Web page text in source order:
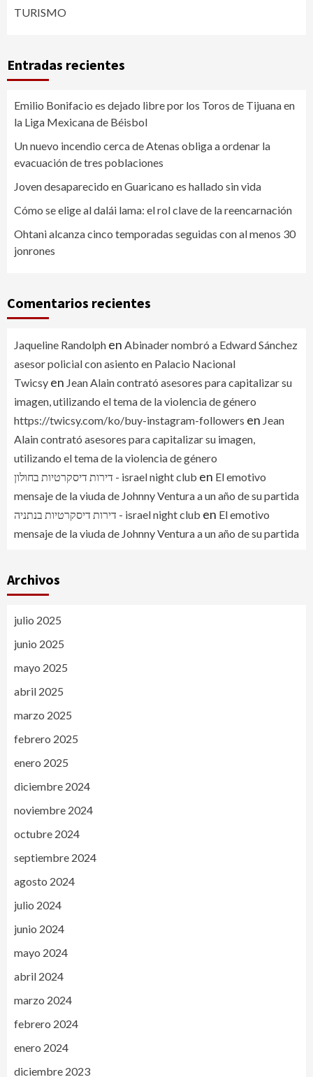
TURISMO
Entradas recientes
Emilio Bonifacio es dejado libre por los Toros de Tijuana en
la Liga Mexicana de Béisbol
Un nuevo incendio cerca de Atenas obliga a ordenar la
evacuación de tres poblaciones
Joven desaparecido en Guaricano es hallado sin vida
Cómo se elige al dalái lama: el rol clave de la reencarnación
Ohtani alcanza cinco temporadas seguidas con al menos 30
jonrones
Comentarios recientes
Jaqueline Randolph en Abinader nombró a Edward Sánchez
asesor policial con asiento en Palacio Nacional
Twicsy en Jean Alain contrató asesores para capitalizar su
imagen, utilizando el tema de la violencia de género
https://twicsy.com/ko/buy-instagram-followers en Jean
Alain contrató asesores para capitalizar su imagen,
utilizando el tema de la violencia de género
דירות דיסקרטיות בחולון - israel night club en El emotivo
mensaje de la viuda de Johnny Ventura a un año de su partida
דירות דיסקרטיות בנתניה - israel night club en El emotivo
mensaje de la viuda de Johnny Ventura a un año de su partida
Archivos
julio 2025
junio 2025
mayo 2025
abril 2025
marzo 2025
febrero 2025
enero 2025
diciembre 2024
noviembre 2024
octubre 2024
septiembre 2024
agosto 2024
julio 2024
junio 2024
mayo 2024
abril 2024
marzo 2024
febrero 2024
enero 2024
diciembre 2023